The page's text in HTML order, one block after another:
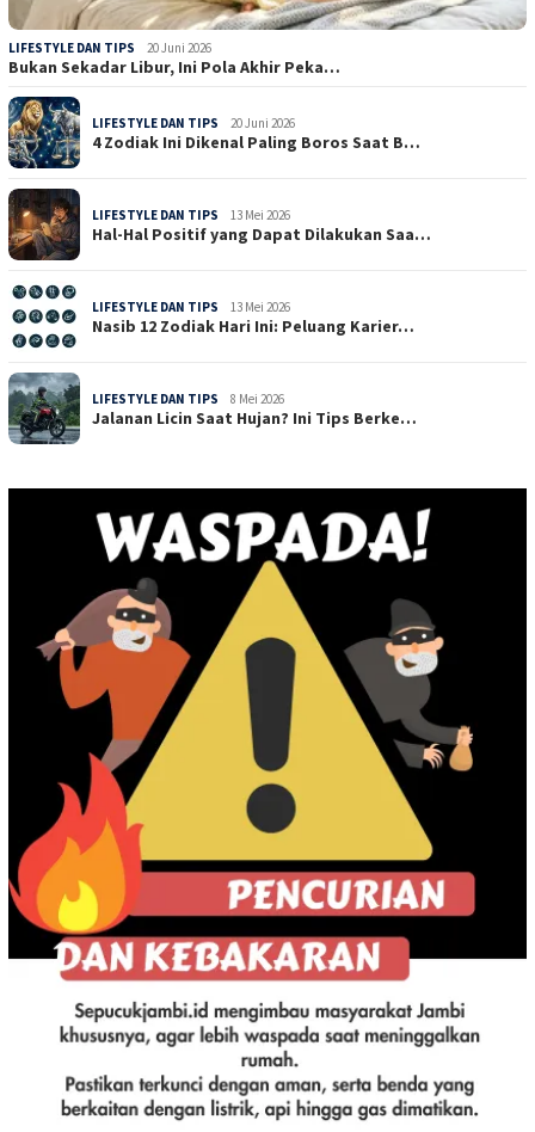
LIFESTYLE DAN TIPS 20 Juni 2026
Bukan Sekadar Libur, Ini Pola Akhir Peka…
LIFESTYLE DAN TIPS 20 Juni 2026
4 Zodiak Ini Dikenal Paling Boros Saat B…
LIFESTYLE DAN TIPS 13 Mei 2026
Hal-Hal Positif yang Dapat Dilakukan Saa…
LIFESTYLE DAN TIPS 13 Mei 2026
Nasib 12 Zodiak Hari Ini: Peluang Karier…
LIFESTYLE DAN TIPS 8 Mei 2026
Jalanan Licin Saat Hujan? Ini Tips Berke…